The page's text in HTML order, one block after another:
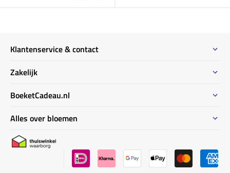
Klantenservice & contact
Contact
Bestellen & Betalen
Bezorginformatie
Garantie & klachten
Zakelijk
Bestel informatie zakelijk
Duurzaam
Privacy
BoeketCadeau.nl
Waarom BoeketCadeau.nl
BoeketCadeau winkel
Alles over bloemen
Kennisbank bloemen ABC
Bloemen verzorgingstips